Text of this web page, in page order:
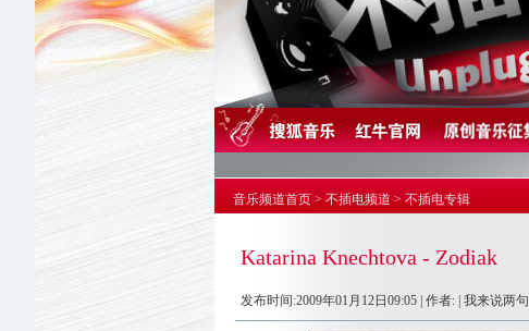
音乐频道首页 > 不插电频道 > 不插电专辑
Katarina Knechtova - Zodiak
发布时间:2009年01月12日09:05 | 作者: | 我来说两句